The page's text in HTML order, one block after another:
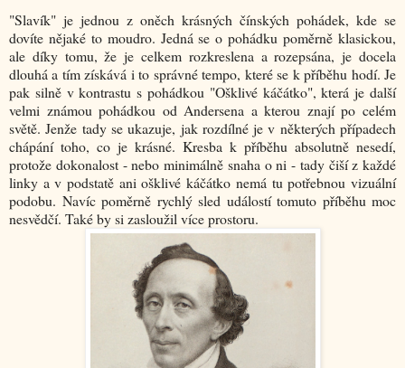
"Slavík" je jednou z oněch krásných čínských pohádek, kde se
dovíte nějaké to moudro. Jedná se o pohádku poměrně klasickou,
ale díky tomu, že je celkem rozkreslena a rozepsána, je docela
dlouhá a tím získává i to správné tempo, které se k příběhu hodí. Je
pak silně v kontrastu s pohádkou "Ošklivé káčátko", která je další
velmi známou pohádkou od Andersena a kterou znají po celém
světě. Jenže tady se ukazuje, jak rozdílné je v některých případech
chápání toho, co je krásné. Kresba k příběhu absolutně nesedí,
protože dokonalost - nebo minimálně snaha o ni - tady čiší z každé
linky a v podstatě ani ošklivé káčátko nemá tu potřebnou vizuální
podobu. Navíc poměrně rychlý sled událostí tomuto příběhu moc
nesvědčí. Také by si zasloužil více prostoru.